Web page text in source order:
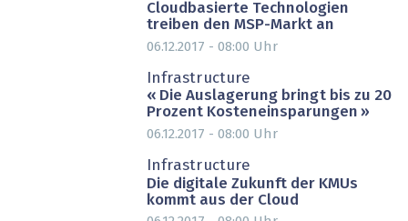
Cloudbasierte Technologien
treiben den MSP-Markt an
06.12.2017 - 08:00 Uhr
Infrastructure
« Die Auslagerung bringt bis zu 20
Prozent Kosteneinsparungen »
06.12.2017 - 08:00 Uhr
Infrastructure
Die digitale Zukunft der KMUs
kommt aus der Cloud